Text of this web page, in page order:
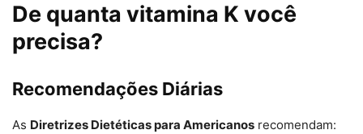
De quanta vitamina K você
precisa?
Recomendações Diárias
As Diretrizes Dietéticas para Americanos recomendam: